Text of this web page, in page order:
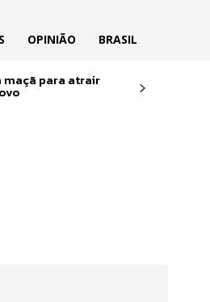
OPINIÃO BRASIL
maçã para atrair